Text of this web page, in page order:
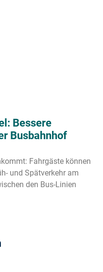
Bessere
Busbahnhof
Fahrgäste können
und Spätverkehr am
den Bus-Linien